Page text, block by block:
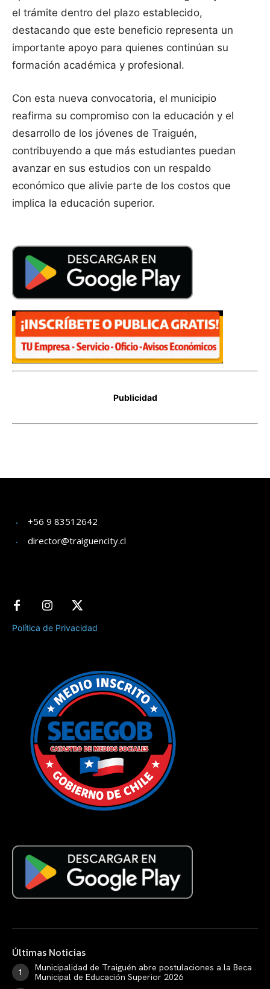
+56 9 83512642
director@traiguencity.cl
Política de Privacidad
Últimas Noticias
Municipalidad de Traiguén abre postulaciones a la Beca
Municipal de Educación Superior 2026